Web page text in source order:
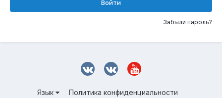
Войти
Забыли пароль?
Язык
Политика конфиденциальности